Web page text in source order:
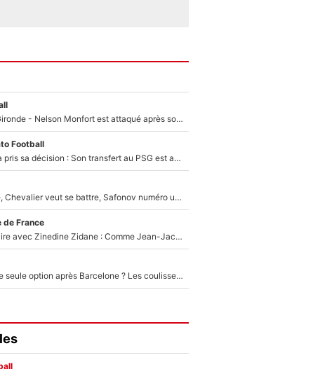
Incendies en Gironde - Nelson Monfort est attaqué après son dérapage sur CNews : «Et lui, il prend combien pour parler dans un studio climatisé?»
Football
Ferran Torres a pris sa décision : Son transfert au PSG est annoncé en Espagne !
Suzuki recruté, Chevalier veut se battre, Safonov numéro un… Le PSG se lance encore dans un gros chantier pour le poste de gardien de but
de France
Un documentaire avec Zinedine Zidane : Comme Jean-Jacques Goldman et Mylène Farmer, le nouveau sélectionneur de l'équipe de France a recalé une journaliste très connue
Le PSG comme seule option après Barcelone ? Les coulisses de la signature historique de Lionel Messi sont révélées au grand jour !